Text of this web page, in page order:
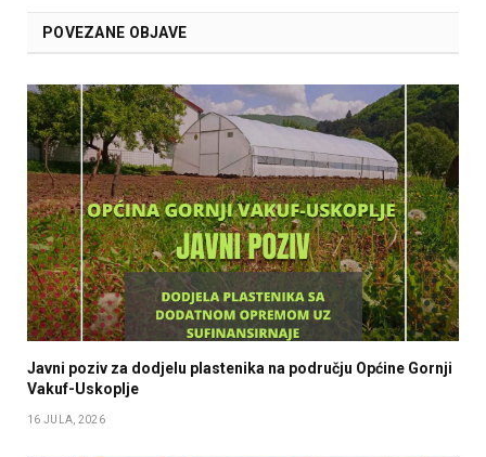
POVEZANE OBJAVE
Javni poziv za dodjelu plastenika na području Općine Gornji
Vakuf-Uskoplje
16 JULA, 2026